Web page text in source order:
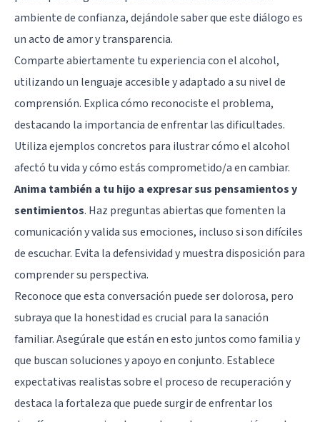
ambiente de confianza, dejándole saber que este diálogo es
un acto de amor y transparencia.
Comparte abiertamente tu experiencia con el alcohol,
utilizando un lenguaje accesible y adaptado a su nivel de
comprensión. Explica cómo reconociste el problema,
destacando la importancia de enfrentar las dificultades.
Utiliza ejemplos concretos para ilustrar cómo el alcohol
afectó tu vida y cómo estás comprometido/a en cambiar.
Anima también a tu hijo a expresar sus pensamientos y
sentimientos. Haz preguntas abiertas que fomenten la
comunicación y valida sus emociones, incluso si son difíciles
de escuchar. Evita la defensividad y muestra disposición para
comprender su perspectiva.
Reconoce que esta conversación puede ser dolorosa, pero
subraya que la honestidad es crucial para la sanación
familiar. Asegúrale que están en esto juntos como familia y
que buscan soluciones y apoyo en conjunto. Establece
expectativas realistas sobre el proceso de recuperación y
destaca la fortaleza que puede surgir de enfrentar los